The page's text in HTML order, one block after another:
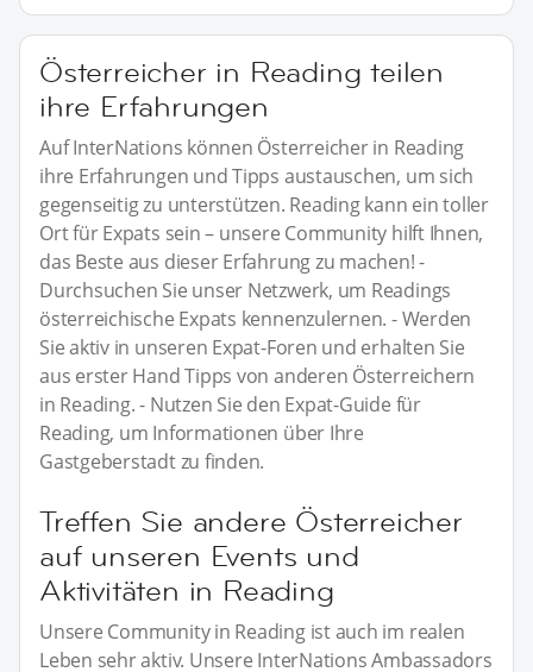
Österreicher in Reading teilen
ihre Erfahrungen
Auf InterNations können Österreicher in Reading
ihre Erfahrungen und Tipps austauschen, um sich
gegenseitig zu unterstützen. Reading kann ein toller
Ort für Expats sein – unsere Community hilft Ihnen,
das Beste aus dieser Erfahrung zu machen! -
Durchsuchen Sie unser Netzwerk, um Readings
österreichische Expats kennenzulernen. - Werden
Sie aktiv in unseren Expat-Foren und erhalten Sie
aus erster Hand Tipps von anderen Österreichern
in Reading. - Nutzen Sie den Expat-Guide für
Reading, um Informationen über Ihre
Gastgeberstadt zu finden.
Treffen Sie andere Österreicher
auf unseren Events und
Aktivitäten in Reading
Unsere Community in Reading ist auch im realen
Leben sehr aktiv. Unsere InterNations Ambassadors